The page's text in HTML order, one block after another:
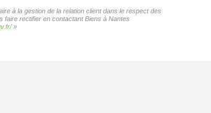
à la gestion de la relation client dans le respect des
faire rectifier en contactant Biens à Nantes
»